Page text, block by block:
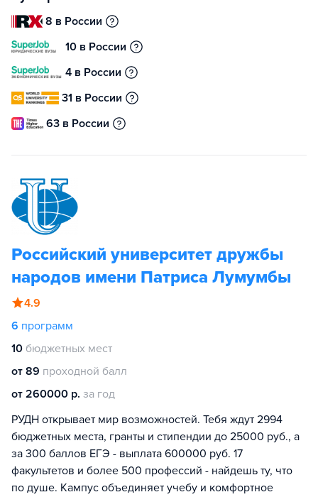
8 в России
10 в России
4 в России
31 в России
63 в России
Российский университет дружбы
народов имени Патриса Лумумбы
4.9
6 программ
10 бюджетных мест
от 89 проходной балл
от 260000 р. за год
РУДН открывает мир возможностей. Тебя ждут 2994
бюджетных места, гранты и стипендии до 25000 руб., а
за 300 баллов ЕГЭ - выплата 600000 руб. 17
факультетов и более 500 профессий - найдешь ту, что
по душе. Кампус объединяет учебу и комфортное